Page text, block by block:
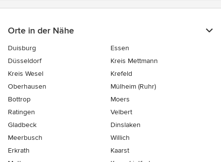
Orte in der Nähe
Duisburg
Essen
Düsseldorf
Kreis Mettmann
Kreis Wesel
Krefeld
Oberhausen
Mülheim (Ruhr)
Bottrop
Moers
Ratingen
Velbert
Gladbeck
Dinslaken
Meerbusch
Willich
Erkrath
Kaarst